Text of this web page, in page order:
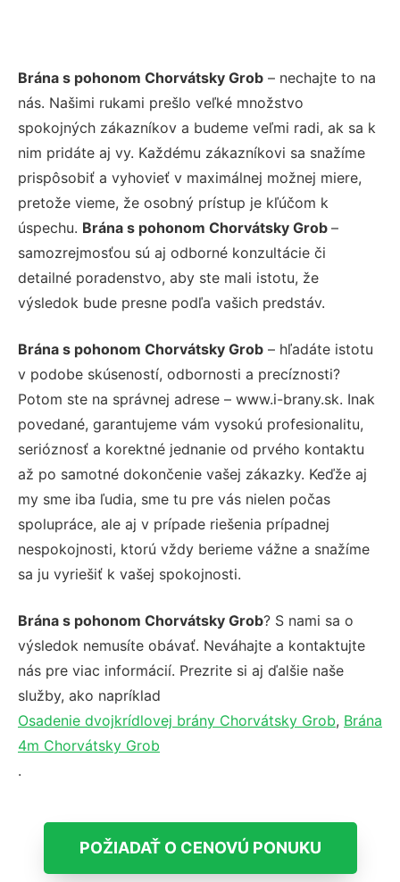
Brána s pohonom Chorvátsky Grob – nechajte to na
nás. Našimi rukami prešlo veľké množstvo
spokojných zákazníkov a budeme veľmi radi, ak sa k
nim pridáte aj vy. Každému zákazníkovi sa snažíme
prispôsobiť a vyhovieť v maximálnej možnej miere,
pretože vieme, že osobný prístup je kľúčom k
úspechu. Brána s pohonom Chorvátsky Grob –
samozrejmosťou sú aj odborné konzultácie či
detailné poradenstvo, aby ste mali istotu, že
výsledok bude presne podľa vašich predstáv.
Brána s pohonom Chorvátsky Grob – hľadáte istotu
v podobe skúseností, odbornosti a precíznosti?
Potom ste na správnej adrese – www.i-brany.sk. Inak
povedané, garantujeme vám vysokú profesionalitu,
serióznosť a korektné jednanie od prvého kontaktu
až po samotné dokončenie vašej zákazky. Keďže aj
my sme iba ľudia, sme tu pre vás nielen počas
spolupráce, ale aj v prípade riešenia prípadnej
nespokojnosti, ktorú vždy berieme vážne a snažíme
sa ju vyriešiť k vašej spokojnosti.
Brána s pohonom Chorvátsky Grob? S nami sa o
výsledok nemusíte obávať. Neváhajte a kontaktujte
nás pre viac informácií. Prezrite si aj ďalšie naše
služby, ako napríklad
Osadenie dvojkrídlovej brány Chorvátsky Grob, Brána
4m Chorvátsky Grob
.
POŽIADAŤ O CENOVÚ PONUKU